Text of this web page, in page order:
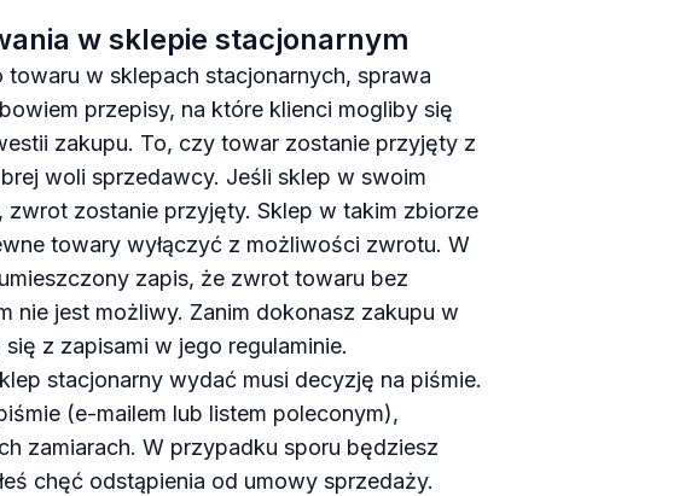
w sklepie stacjonarnym
w sklepach stacjonarnych, sprawa
przepisy, na które klienci mogliby się
zakupu. To, czy towar zostanie przyjęty z
woli sprzedawcy. Jeśli sklep w swoim
zwrot zostanie przyjęty. Sklep w takim zbiorze
towary wyłączyć z możliwości zwrotu. W
zapis, że zwrot towaru bez
nie jest możliwy. Zanim dokonasz zakupu w
z zapisami w jego regulaminie.
stacjonarny wydać musi decyzję na piśmie.
(e-mailem lub listem poleconym),
zamiarach. W przypadku sporu będziesz
chęć odstąpienia od umowy sprzedaży.